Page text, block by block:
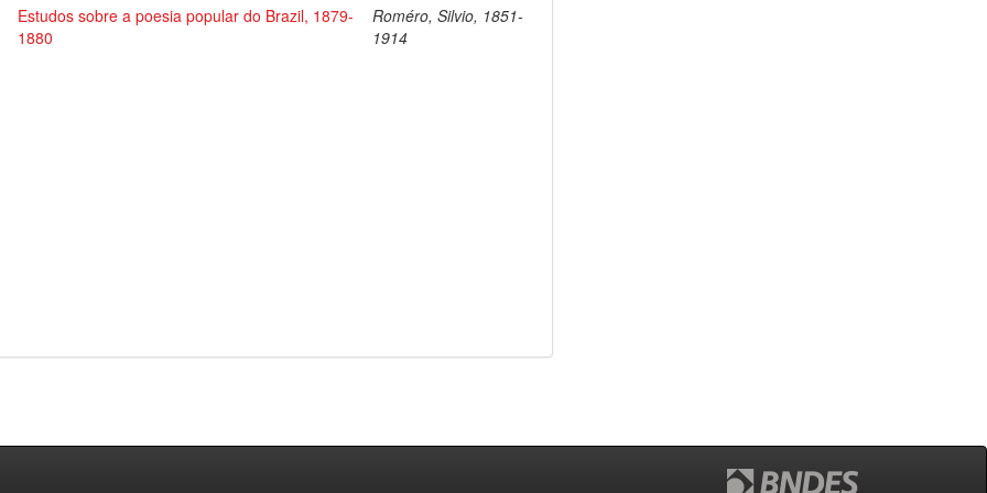
Estudos sobre a poesia popular do Brazil, 1879-
1880
Roméro, Silvio, 1851-
1914